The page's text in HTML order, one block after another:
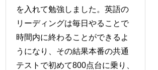
を入れて勉強しました。英語の
リーディングは毎日やることで
時間内に終わることができるよ
うになり、その結果本番の共通
テストで初めて800点台に乗り、